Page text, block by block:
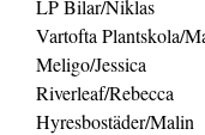
LP Bilar/Niklas
Vartofta Plantskola/
Meligo/Jessica
Riverleaf/Rebecca
Hyresbostäder/Malin